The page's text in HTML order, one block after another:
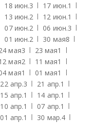
18 июн.3 17 июн.1
13 июн.2 12 июн.1
07 июн.2 06 июн.3
01 июн.2 30 мая8
мая3 23 мая1
мая2 11 мая1
мая1 01 мая1
22 апр.3 21 апр.1
15 апр.1 14 апр.1
10 апр.1 07 апр.1
01 апр.1 30 мар.4